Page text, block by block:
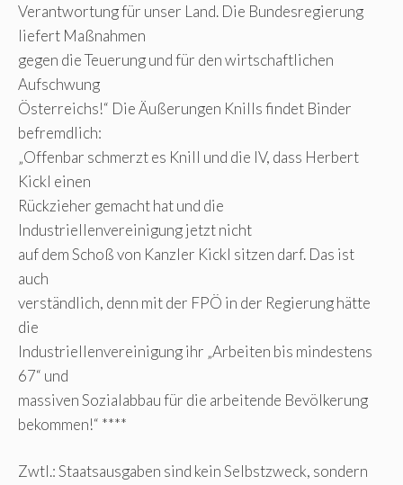
Verantwortung für unser Land. Die Bundesregierung
liefert Maßnahmen
gegen die Teuerung und für den wirtschaftlichen
Aufschwung
Österreichs!“ Die Äußerungen Knills findet Binder
befremdlich:
„Offenbar schmerzt es Knill und die IV, dass Herbert
Kickl einen
Rückzieher gemacht hat und die
Industriellenvereinigung jetzt nicht
auf dem Schoß von Kanzler Kickl sitzen darf. Das ist
auch
verständlich, denn mit der FPÖ in der Regierung hätte
die
Industriellenvereinigung ihr „Arbeiten bis mindestens
67“ und
massiven Sozialabbau für die arbeitende Bevölkerung
bekommen!“ ****
Zwtl.: Staatsausgaben sind kein Selbstzweck, sondern